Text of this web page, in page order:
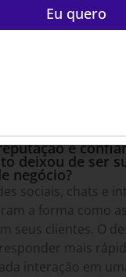
19 DE
e
deixou de ser
negócio?
sociais, chats e
a forma como
seus clientes. O
mais
interação em
Eu quero